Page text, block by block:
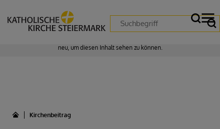
Zustimmung erforderlich!
neu, um diesen Inhalt sehen zu können.
Kirchenbeitrag